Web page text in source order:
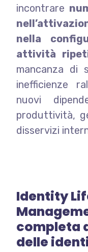
incontrare
nella
attività
mancanza di
inefficienze
nuovi
produttività,
disservizi
Identity
completa
delle